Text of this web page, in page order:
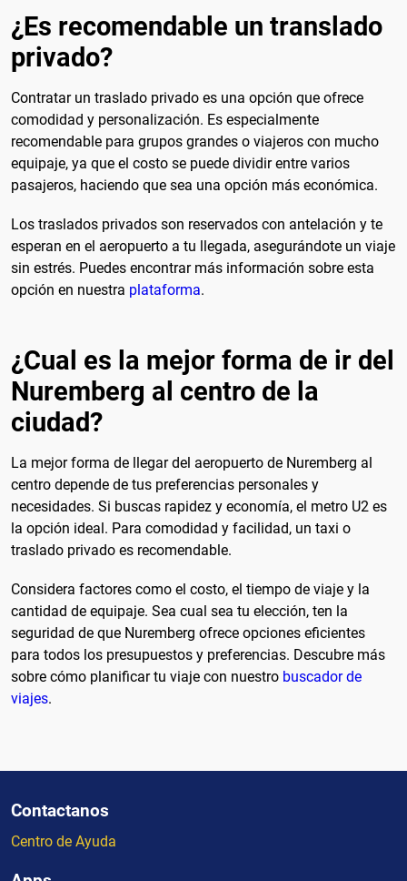
¿Es recomendable un translado
privado?
Contratar un traslado privado es una opción que ofrece
comodidad y personalización. Es especialmente
recomendable para grupos grandes o viajeros con mucho
equipaje, ya que el costo se puede dividir entre varios
pasajeros, haciendo que sea una opción más económica.
Los traslados privados son reservados con antelación y te
esperan en el aeropuerto a tu llegada, asegurándote un viaje
sin estrés. Puedes encontrar más información sobre esta
opción en nuestra plataforma.
¿Cual es la mejor forma de ir del
Nuremberg al centro de la
ciudad?
La mejor forma de llegar del aeropuerto de Nuremberg al
centro depende de tus preferencias personales y
necesidades. Si buscas rapidez y economía, el metro U2 es
la opción ideal. Para comodidad y facilidad, un taxi o
traslado privado es recomendable.
Considera factores como el costo, el tiempo de viaje y la
cantidad de equipaje. Sea cual sea tu elección, ten la
seguridad de que Nuremberg ofrece opciones eficientes
para todos los presupuestos y preferencias. Descubre más
sobre cómo planificar tu viaje con nuestro buscador de
viajes.
Contactanos
Centro de Ayuda